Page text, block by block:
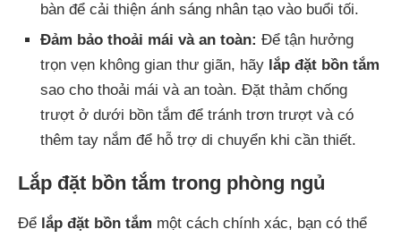
bàn để cải thiện ánh sáng nhân tạo vào buổi tối.
Đảm bảo thoải mái và an toàn: Để tận hưởng
trọn vẹn không gian thư giãn, hãy lắp đặt bồn tắm
sao cho thoải mái và an toàn. Đặt thảm chống
trượt ở dưới bồn tắm để tránh trơn trượt và có
thêm tay nắm để hỗ trợ di chuyển khi cần thiết.
Lắp đặt bồn tắm trong phòng ngủ
Để lắp đặt bồn tắm một cách chính xác, bạn có thể